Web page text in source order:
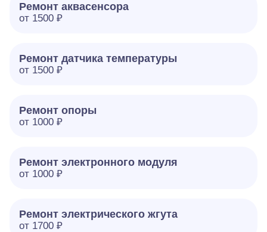
Ремонт аквасенсора
от 1500 ₽
Ремонт датчика температуры
от 1500 ₽
Ремонт опоры
от 1000 ₽
Ремонт электронного модуля
от 1000 ₽
Ремонт электрического жгута
от 1700 ₽